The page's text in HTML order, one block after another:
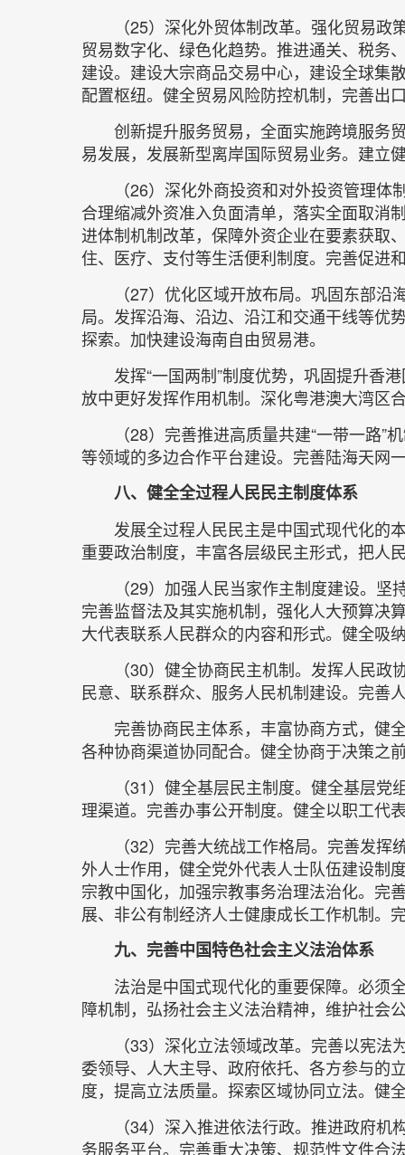
（25）深化外贸体制改革。强化贸易
贸易数字化、绿色化趋势。推进通关、税务
建设。建设大宗商品交易中心，建设全球集
配置枢纽。健全贸易风险防控机制，完善出
创新提升服务贸易，全面实施跨境服务
易发展，发展新型离岸国际贸易业务。建立
（26）深化外商投资和对外投资管理
合理缩减外资准入负面清单，落实全面取消
进体制机制改革，保障外资企业在要素获取
住、医疗、支付等生活便利制度。完善促进
（27）优化区域开放布局。巩固东部
局。发挥沿海、沿边、沿江和交通干线等优
探索。加快建设海南自由贸易港。
发挥“一国两制”制度优势，巩固提升香
放中更好发挥作用机制。深化粤港澳大湾区
（28）完善推进高质量共建“一带一路
等领域的多边合作平台建设。完善陆海天网
八、健全全过程人民民主制度体系
发展全过程人民民主是中国式现代化的
重要政治制度，丰富各层级民主形式，把人
（29）加强人民当家作主制度建设。
完善监督法及其实施机制，强化人大预算决
大代表联系人民群众的内容和形式。健全吸
（30）健全协商民主机制。发挥人民
民意、联系群众、服务人民机制建设。完善
完善协商民主体系，丰富协商方式，健
各种协商渠道协同配合。健全协商于决策之
（31）健全基层民主制度。健全基层
理渠道。完善办事公开制度。健全以职工代
（32）完善大统战工作格局。完善发
外人士作用，健全党外代表人士队伍建设制
宗教中国化，加强宗教事务治理法治化。完
展、非公有制经济人士健康成长工作机制。
九、完善中国特色社会主义法治体系
法治是中国式现代化的重要保障。必须
障机制，弘扬社会主义法治精神，维护社会
（33）深化立法领域改革。完善以宪
委领导、人大主导、政府依托、各方参与的
度，提高立法质量。探索区域协同立法。健
（34）深入推进依法行政。推进政府
务服务平台。完善重大决策、规范性文件合